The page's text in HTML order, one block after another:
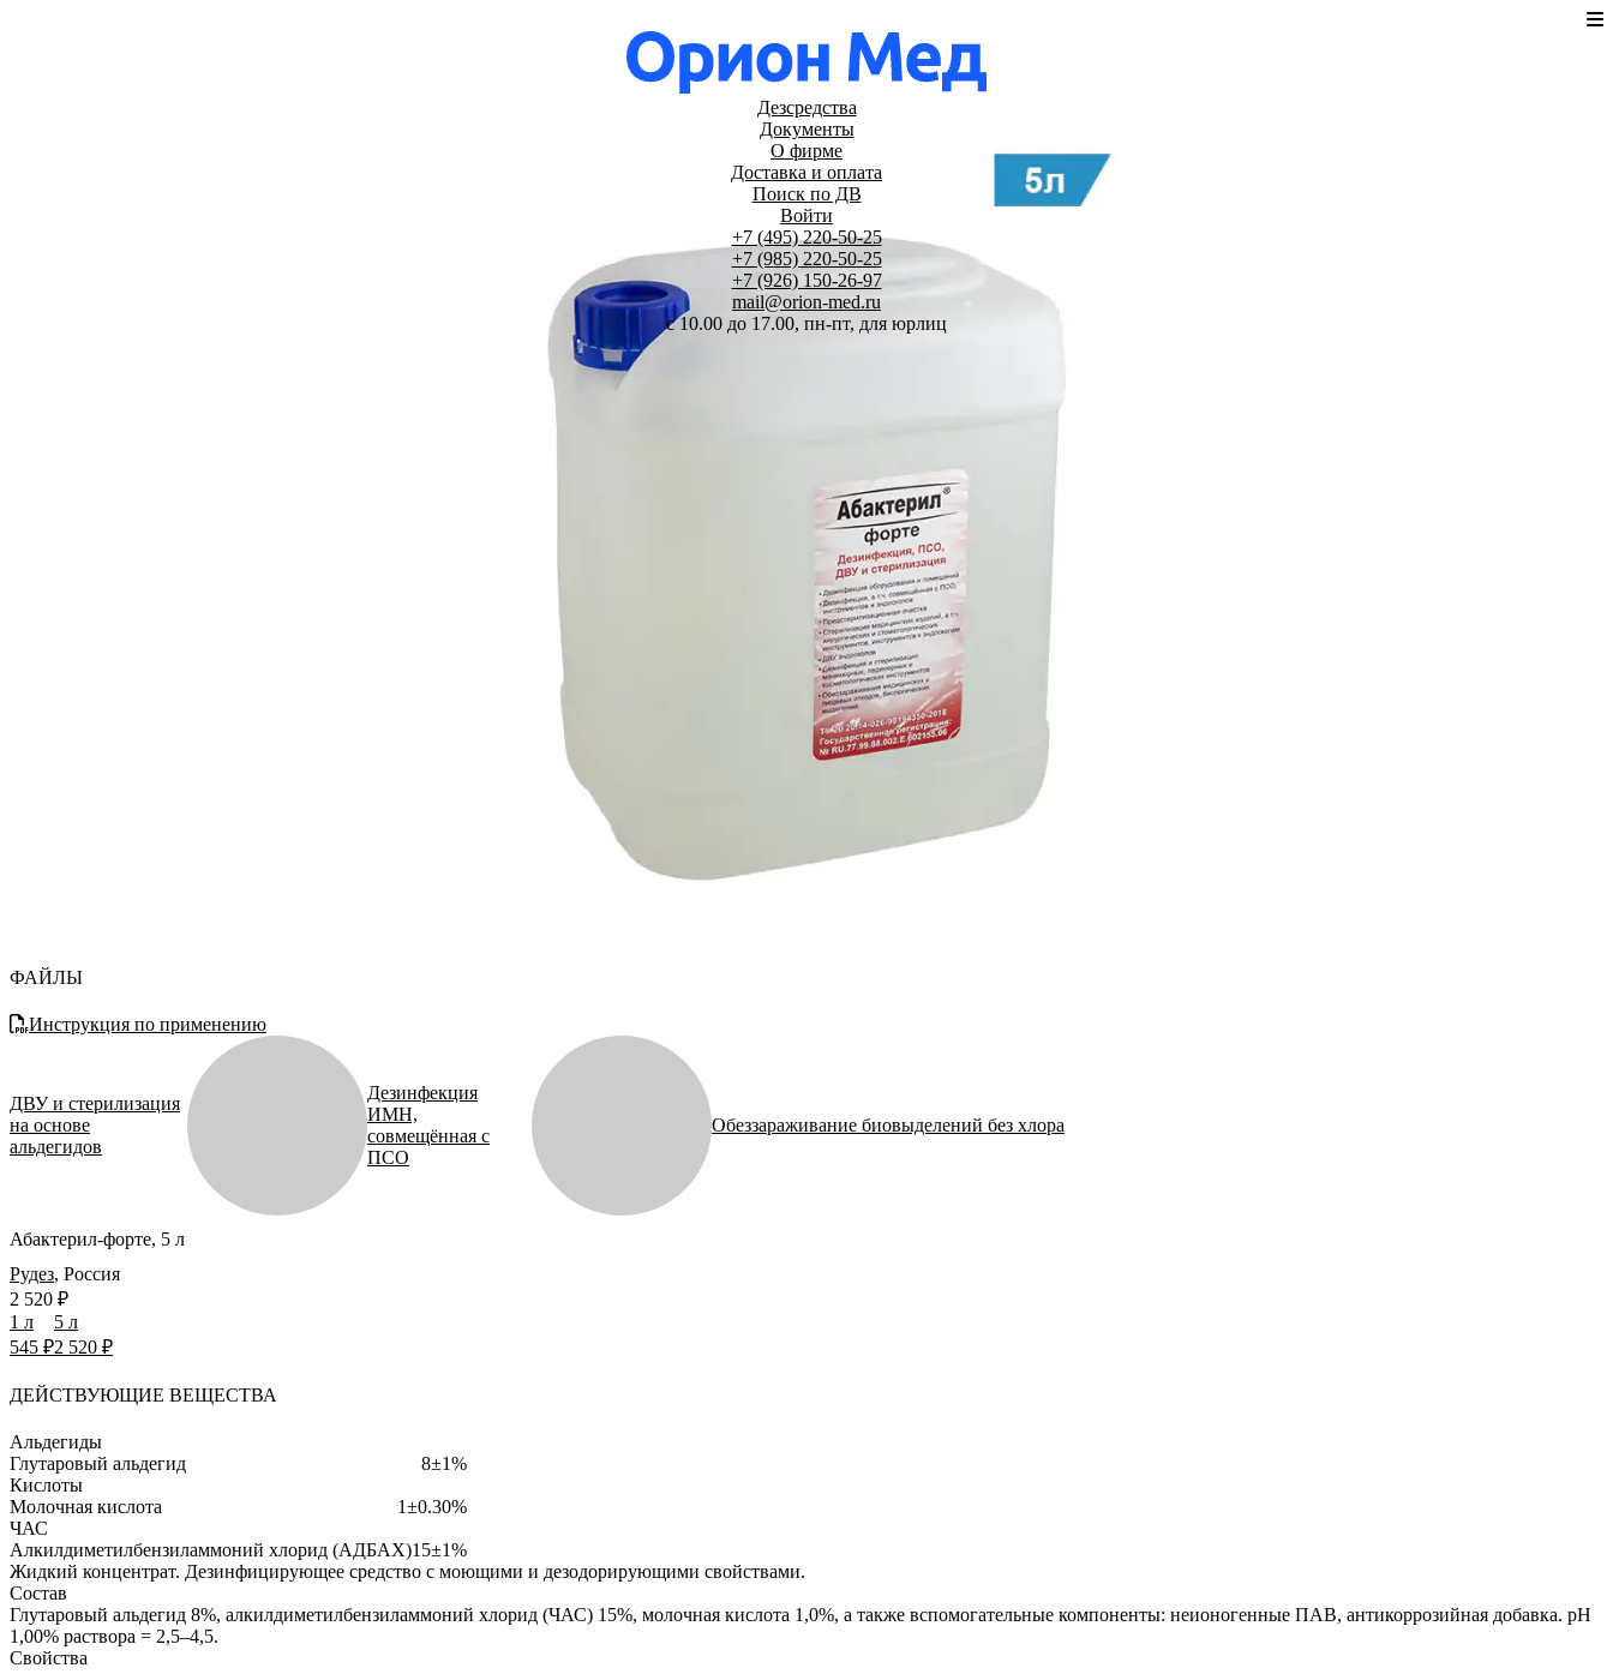
Дезсредства
Документы
О фирме
Доставка и оплата
Поиск по ДВ
Войти
+7 (495) 220-50-25
+7 (985) 220-50-25
+7 (926) 150-26-97
mail@orion-med.ru
c 10.00 до 17.00, пн-пт, для юрлиц
ФАЙЛЫ
Инструкция по применению
ДВУ и стерилизация
на основе
альдегидов
Дезинфекция
ИМН,
совмещённая с
ПСО
Обеззараживание биовыделений без хлора
Абактерил-форте, 5 л
Рудез, Россия
1 л
545 ₽
5 л
2 520 ₽
ДЕЙСТВУЮЩИЕ ВЕЩЕСТВА
Альдегиды
Глутаровый альдегид
8±1%
Кислоты
Молочная кислота
1±0.30%
ЧАС
Алкилдиметилбензиламмоний хлорид (АДБАХ)15±1%
Жидкий концентрат. Дезинфицирующее средство с моющими и дезодорирующими свойствами.
Состав
Глутаровый альдегид 8%, алкилдиметилбензиламмоний хлорид (ЧАС) 15%, молочная кислота 1,0%, а также вспомогательные компоненты: неионогенные ПАВ, антикоррозийная добавка. pH
1,00% раствора = 2,5–4,5.
Свойства
2 520 ₽